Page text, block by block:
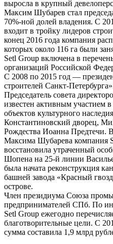
выросла в крупный
Максим Шубарев стал
70%-ной долей владения. С
входит в тройку лидеров
конец 2016 года компания
которых около 116 га были
Setl Group включена в
организаций Российской
С 2008 по 2015 год —
строителей Санкт-
Председатель совета
известен активным участием
объектов культурного
Константиновский дворец,
Рождества Иоанна Предтечи.
Максима Шубарева компания
восстановила утраченный
Шопена на 25-й линии
была начата реконструкция
башней завода «Красный
острове.
Член президиума Союза
предпринимателей СПб. По
Setl Group ежегодно
благотворительные цели. С
сумма составила 1,9 млрд